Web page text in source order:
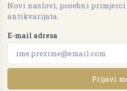
Novi naslovi, posebni
antikvarijata.
E-mail adresa
Prijavi